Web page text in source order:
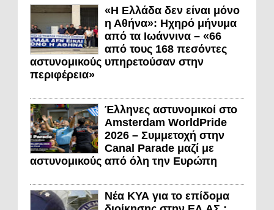
«Η Ελλάδα δεν είναι μόνο
η Αθήνα»: Ηχηρό μήνυμα
από τα Ιωάννινα – «66
από τους 168 πεσόντες
αστυνομικούς υπηρετούσαν στην
περιφέρεια»
Έλληνες αστυνομικοί στο
Amsterdam WorldPride
2026 – Συμμετοχή στην
Canal Parade μαζί με
αστυνομικούς από όλη την Ευρώπη
Νέα ΚΥΑ για το επίδομα